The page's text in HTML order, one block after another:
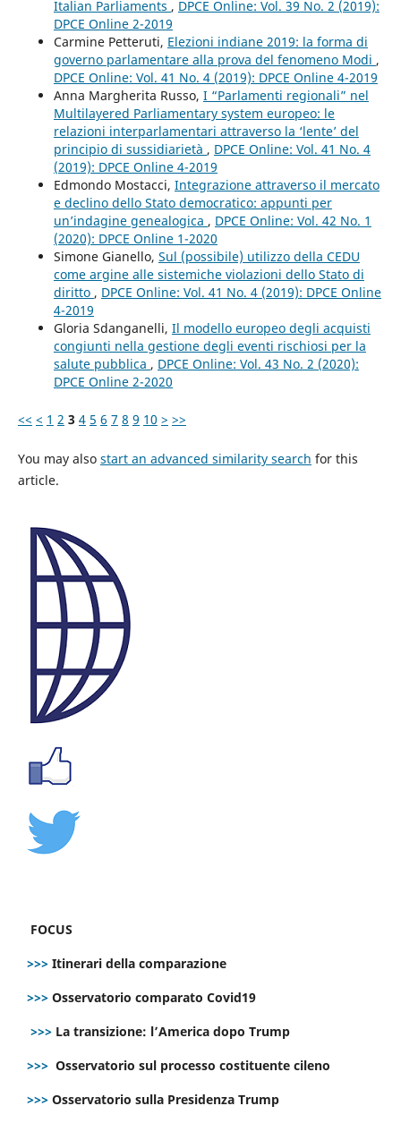
Italian Parliaments , DPCE Online: Vol. 39 No. 2 (2019):
DPCE Online 2-2019
Carmine Petteruti, Elezioni indiane 2019: la forma di
governo parlamentare alla prova del fenomeno Modi ,
DPCE Online: Vol. 41 No. 4 (2019): DPCE Online 4-2019
Anna Margherita Russo, I “Parlamenti regionali” nel
Multilayered Parliamentary system europeo: le
relazioni interparlamentari attraverso la ‘lente’ del
principio di sussidiarietà , DPCE Online: Vol. 41 No. 4
(2019): DPCE Online 4-2019
Edmondo Mostacci, Integrazione attraverso il mercato
e declino dello Stato democratico: appunti per
un’indagine genealogica , DPCE Online: Vol. 42 No. 1
(2020): DPCE Online 1-2020
Simone Gianello, Sul (possibile) utilizzo della CEDU
come argine alle sistemiche violazioni dello Stato di
diritto , DPCE Online: Vol. 41 No. 4 (2019): DPCE Online
4-2019
Gloria Sdanganelli, Il modello europeo degli acquisti
congiunti nella gestione degli eventi rischiosi per la
salute pubblica , DPCE Online: Vol. 43 No. 2 (2020):
DPCE Online 2-2020
<< < 1 2 3 4 5 6 7 8 9 10 > >>
You may also start an advanced similarity search for this
article.
FOCUS
>>> Itinerari della comparazione
>>> Osservatorio comparato Covid19
>>> La transizione: l’America dopo Trump
>>> Osservatorio sul processo costituente cileno
>>> Osservatorio sulla Presidenza Trump